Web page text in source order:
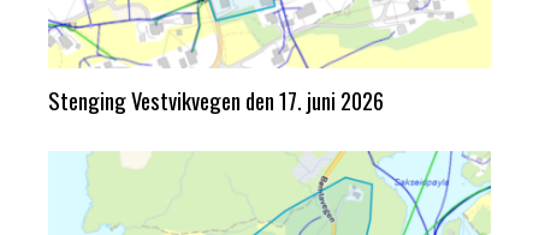
Stenging Vestvikvegen den 17. juni 2026